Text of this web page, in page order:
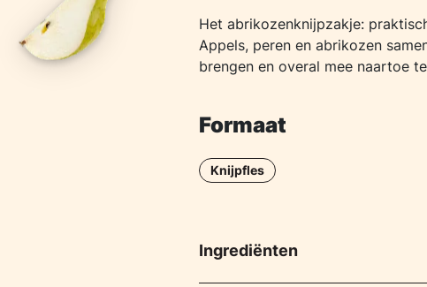
Het abrikozenknijpzakje:
Appels, peren en abrikozen
brengen en overal mee naartoe
Formaat
Knijpfles
Ingrediënten